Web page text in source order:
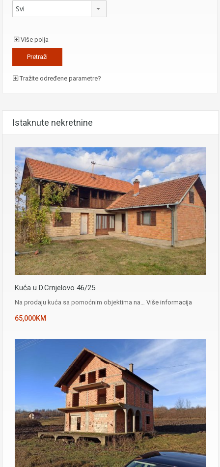
Svi
Više polja
Tražite određene parametre?
Istaknute nekretnine
Kuća u D.Crnjelovo 46/25
Na prodaju kuća sa pomoćnim objektima na… Više informacija
65,000KM